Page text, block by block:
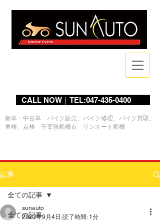
CALL NOW｜TEL:047-435-0400
新車・中古車 バイク販売、バイク修理、バイク買取、
車検、点検 千葉県船橋市 サンオート船橋
記事
全ての記事
全ての記事
sunauto
2023年9月4日 読了時間: 1分